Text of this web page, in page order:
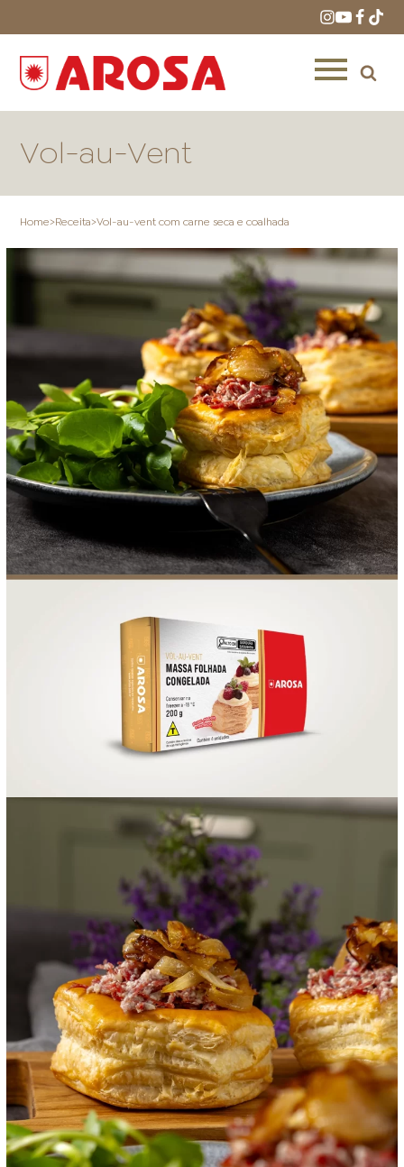
LOJAS AROSA
DISTRIBUIDORES E
REPRESENTANTES
FOOD SERVICE EMPRESA AGENDA DE CURSOS
SAC ACESSO PARA PARCEIROS
Vol-au-Vent
Home>Receita>Vol-au-vent com carne seca e coalhada